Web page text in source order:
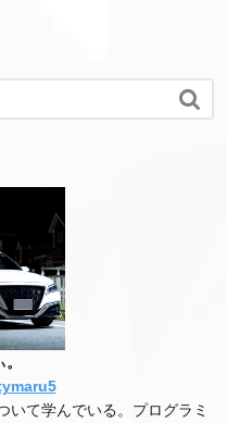

て学んでいる。プログラミ